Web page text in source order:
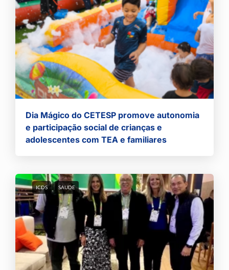
Dia Mágico do CETESP promove autonomia
e participação social de crianças e
adolescentes com TEA e familiares
ICDS SAUDE